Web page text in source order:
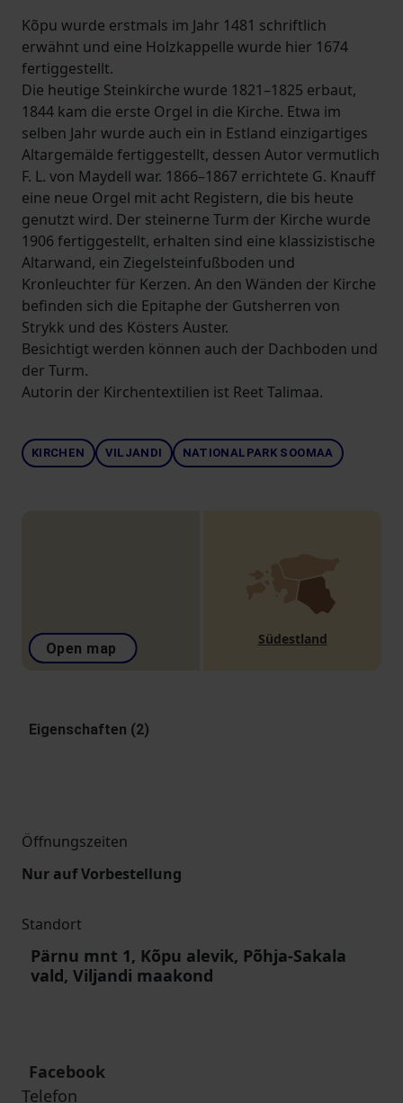
Kõpu wurde erstmals im Jahr 1481 schriftlich
erwähnt und eine Holzkappelle wurde hier 1674
fertiggestellt.
Die heutige Steinkirche wurde 1821–1825 erbaut,
1844 kam die erste Orgel in die Kirche. Etwa im
selben Jahr wurde auch ein in Estland einzigartiges
Altargemälde fertiggestellt, dessen Autor vermutlich
F. L. von Maydell war. 1866–1867 errichtete G. Knauff
eine neue Orgel mit acht Registern, die bis heute
genutzt wird. Der steinerne Turm der Kirche wurde
1906 fertiggestellt, erhalten sind eine klassizistische
Altarwand, ein Ziegelsteinfußboden und
Kronleuchter für Kerzen. An den Wänden der Kirche
befinden sich die Epitaphe der Gutsherren von
Strykk und des Kösters Auster.
Besichtigt werden können auch der Dachboden und
der Turm.
Autorin der Kirchentextilien ist Reet Talimaa.
KIRCHEN VILJANDI NATIONALPARK SOOMAA
Open map
Südestland
Eigenschaften (2)
Öffnungszeiten
Nur auf Vorbestellung
Standort
Pärnu mnt 1, Kõpu alevik, Põhja-Sakala
vald, Viljandi maakond
Facebook
Telefon